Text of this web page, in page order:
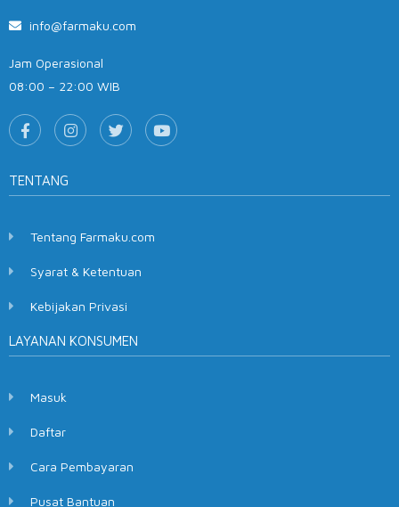
info@farmaku.com
Jam Operasional
08:00 – 22:00 WIB
TENTANG
Tentang Farmaku.com
Syarat & Ketentuan
Kebijakan Privasi
LAYANAN KONSUMEN
Masuk
Daftar
Cara Pembayaran
Pusat Bantuan